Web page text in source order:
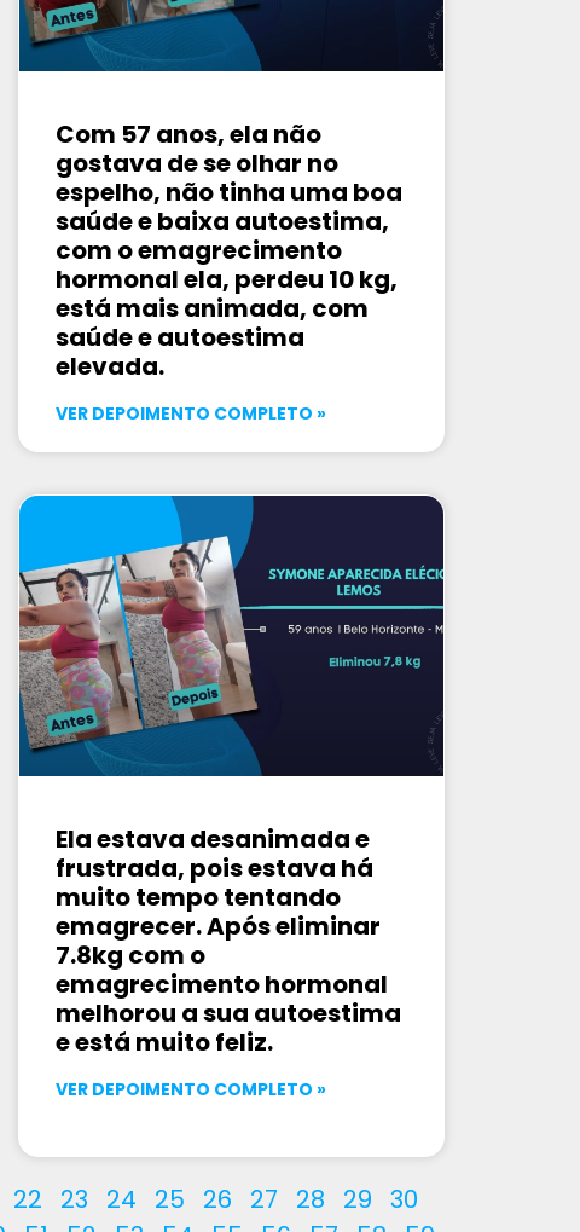
Com 57 anos, ela não
gostava de se olhar no
espelho, não tinha uma boa
saúde e baixa autoestima,
com o emagrecimento
hormonal ela, perdeu 10 kg,
está mais animada, com
saúde e autoestima
elevada.
VER DEPOIMENTO COMPLETO »
Ela estava desanimada e
frustrada, pois estava há
muito tempo tentando
emagrecer. Após eliminar
7.8kg com o
emagrecimento hormonal
melhorou a sua autoestima
e está muito feliz.
VER DEPOIMENTO COMPLETO »
22 23 24 25 26 27 28 29 30